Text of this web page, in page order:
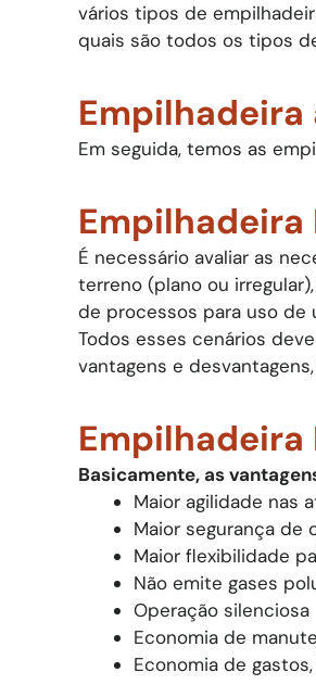
vários tipos de
quais são todos os tipos
Empilhadeira
Em seguida, temos as
Empilhadeira
É necessário avaliar as
terreno (plano ou
de processos para uso de
​Todos esses cenários
vantagens e
Empilhadeira
Basicamente, as
Maior agilidade nas
Maior segurança de
Maior flexibilidade
Não emite gases
Operação silenciosa
Economia de
Economia de